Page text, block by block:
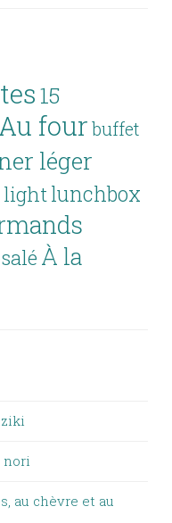
15
Au fourbuffet
léger
lightlunchbox
À la
nori
au chèvre et au